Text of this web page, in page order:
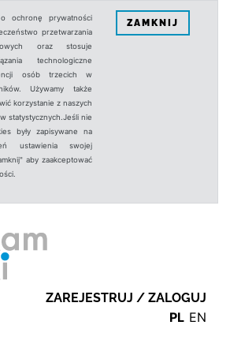
ochronę prywatności
przetwarzania
oraz stosuje
technologiczne
osób trzecich w
Używamy także
korzystanie z naszych
statystycznych.Jeśli nie
były zapisywane na
ustawienia swojej
aby zaakceptować
ZAMKNIJ
ZAREJESTRUJ / ZALOGUJ
PL EN